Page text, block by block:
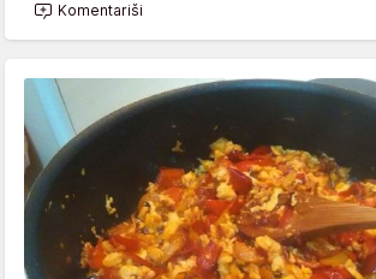
Komentariši